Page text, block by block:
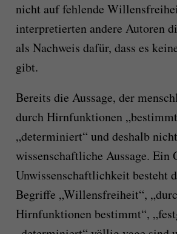
nicht auf fehlende
interpretierten andere Autoren
als Nachweis dafür, dass es
gibt.
Bereits die Aussage, der
durch Hirnfunktionen
„determiniert“ und deshalb
wissenschaftliche Aussage. Ein
Unwissenschaftlichkeit besteht
Begriffe „Willensfreiheit“,
Hirnfunktionen bestimmt“,